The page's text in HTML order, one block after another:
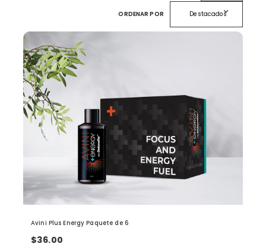
ORDENAR POR Destacados
expand_more
Avini Plus Energy Paquete de 6
$36.00